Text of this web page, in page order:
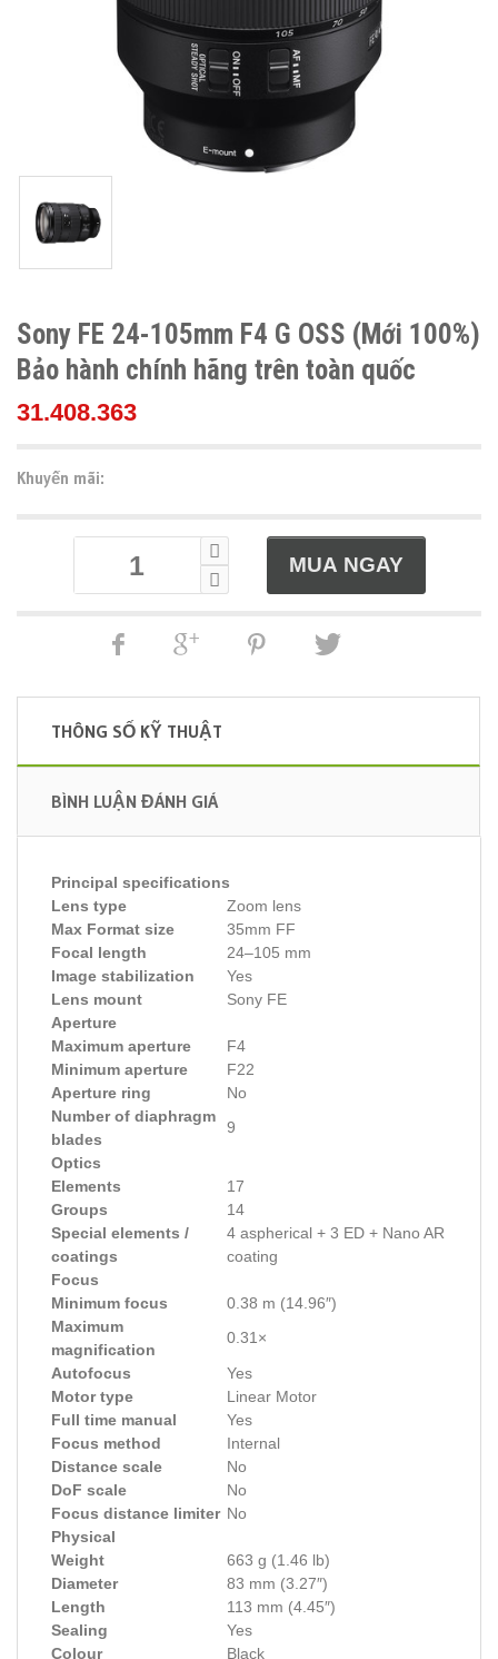
Sony FE 24-105mm F4 G OSS (Mới 100%)
Bảo hành chính hãng trên toàn quốc
31.408.363
Khuyến mãi:
THÔNG SỐ KỸ THUẬT
BÌNH LUẬN ĐÁNH GIÁ
Principal specifications
Lens type
Zoom lens
Max Format size
35mm FF
Focal length
24–105 mm
Image stabilization
Yes
Lens mount
Sony FE
Aperture
Maximum aperture
F4
Minimum aperture
F22
Aperture ring
No
Number of diaphragm
blades
9
Optics
Elements
17
Groups
14
Special elements /
coatings
4 aspherical + 3 ED + Nano AR
coating
Focus
Minimum focus
0.38 m (14.96″)
Maximum
magnification
0.31×
Autofocus
Yes
Motor type
Linear Motor
Full time manual
Yes
Focus method
Internal
Distance scale
No
DoF scale
No
Focus distance limiter No
Physical
Weight
663 g (1.46 lb)
Diameter
83 mm (3.27″)
Length
113 mm (4.45″)
Sealing
Yes
Colour
Black